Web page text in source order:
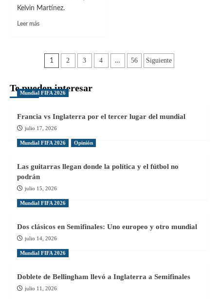
Kelvin Martínez.
Leer másLeer
Sedofútbol
busca
triunfo
ante
que
mantenga
en
Paginación
entradas
1 2 3 4 … 56 Siguiente
Te pueden interesar
Mundial FIFA 2026
Francia vs Inglaterra por el tercer lugar del mundial
julio 17, 2026
Mundial FIFA 2026 Opinión
Las guitarras llegan donde la política y el fútbol no
podrán
julio 15, 2026
Mundial FIFA 2026
Dos clásicos en Semifinales: Uno europeo y otro mundial
julio 14, 2026
Mundial FIFA 2026
Doblete de Bellingham llevó a Inglaterra a Semifinales
julio 11, 2026